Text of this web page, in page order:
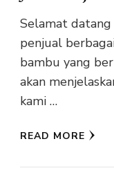
Selamat
penjual
bambu yang
akan
kami …
READ MORE